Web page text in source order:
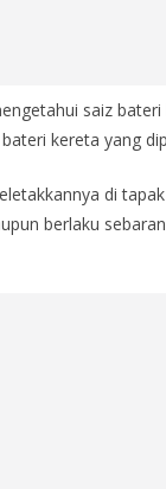
saiz
kereta yang
di
berlaku